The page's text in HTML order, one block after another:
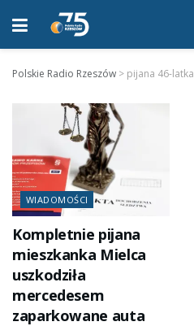
Polskie Radio Rzeszów > pijana 46-latka
WIADOMOŚCI
Kompletnie pijana
mieszkanka Mielca
uszkodziła
mercedesem
zaparkowane auta